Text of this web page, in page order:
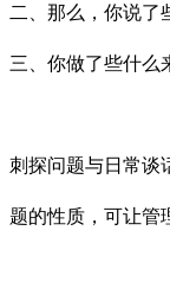
二、那么，你说了
三、你做了些什么
刺探问题与日常谈
题的性质，可让管